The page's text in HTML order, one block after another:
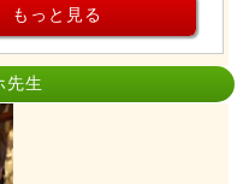
もっと見る
先生